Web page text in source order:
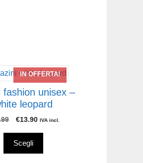
IN OFFERTA!
fashion unisex –
leopard
Il
originale
era:
€13.90IlIVA incl.
Scegli